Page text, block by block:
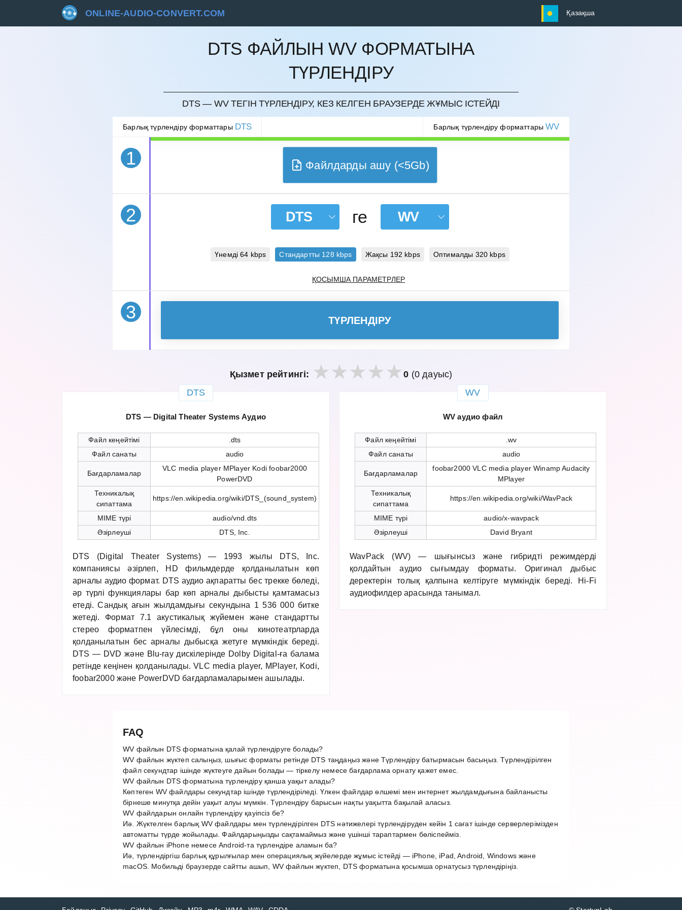
ONLINE-AUDIO-CONVERT.COM Қазақша
DTS ФАЙЛЫН WV ФОРМАТЫНА
ТҮРЛЕНДІРУ
DTS — WV ТЕГІН ТҮРЛЕНДІРУ, КЕЗ КЕЛГЕН БРАУЗЕРДЕ ЖҰМЫС ІСТЕЙДІ
Барлық түрлендіру форматтары DTS Барлық түрлендіру форматтарыWV
1
БОЛДЫРМАУ
Файлдарды ашу (<5Gb)
2 DTS ге WV
Үнемді 64 kbps Стандартты 128 kbps Жақсы 192 kbps Оптималды 320 kbps
ҚОСЫМША ПАРАМЕТРЛЕР
3 ТҮРЛЕНДІРУ
Қызмет рейтингі: 0 (0 дауыс)
DTS
DTS — Digital Theater Systems Аудио
Файл кеңейтімі
.dts
Файл санаты
audio
Бағдарламалар
VLC media player MPlayer Kodi foobar2000
PowerDVD
Техникалық
сипаттама
https://en.wikipedia.org/wiki/DTS_(sound_system)
MIME түрі
audio/vnd.dts
Әзірлеуші
DTS, Inc.
DTS (Digital Theater Systems) — 1993 жылы DTS, Inc.
компаниясы әзірлеп, HD фильмдерде қолданылатын көп
арналы аудио формат. DTS аудио ақпаратты бес трекке бөледі,
әр түрлі функциялары бар көп арналы дыбысты қамтамасыз
етеді. Сандық ағын жылдамдығы секундына 1 536 000 битке
жетеді. Формат 7.1 акустикалық жүйемен және стандартты
стерео форматпен үйлесімді, бұл оны кинотеатрларда
қолданылатын бес арналы дыбысқа жетуге мүмкіндік береді.
DTS — DVD және Blu-ray дискілерінде Dolby Digital-ға балама
ретінде кеңінен қолданылады. VLC media player, MPlayer, Kodi,
foobar2000 және PowerDVD бағдарламаларымен ашылады.
WV
WV аудио файл
Файл кеңейтімі
.wv
Файл санаты
audio
Бағдарламалар
foobar2000 VLC media player Winamp Audacity
MPlayer
Техникалық
сипаттама
https://en.wikipedia.org/wiki/WavPack
MIME түрі
audio/x-wavpack
Әзірлеуші
David Bryant
WavPack (WV) — шығынсыз және гибридті режимдерді
қолдайтын аудио сығымдау форматы. Оригинал дыбыс
деректерін толық қалпына келтіруге мүмкіндік береді. Hi-Fi
аудиофилдер арасында танымал.
FAQ
WV файлын DTS форматына қалай түрлендіруге болады?
WV файлын жүктеп салыңыз, шығыс форматы ретінде DTS таңдаңыз және Түрлендіру батырмасын басыңыз. Түрлендірілген
файл секундтар ішінде жүктеуге дайын болады — тіркелу немесе бағдарлама орнату қажет емес.
WV файлын DTS форматына түрлендіру қанша уақыт алады?
Көптеген WV файлдары секундтар ішінде түрлендіріледі. Үлкен файлдар өлшемі мен интернет жылдамдығына байланысты
бірнеше минутқа дейін уақыт алуы мүмкін. Түрлендіру барысын нақты уақытта бақылай аласыз.
WV файлдарын онлайн түрлендіру қауіпсіз бе?
Иә. Жүктелген барлық WV файлдары мен түрлендірілген DTS нәтижелері түрлендіруден кейін 1 сағат ішінде серверлерімізден
автоматты түрде жойылады. Файлдарыңызды сақтамаймыз және үшінші тараптармен бөліспейміз.
WV файлын iPhone немесе Android-та түрлендіре аламын ба?
Иә, түрлендіргіш барлық құрылғылар мен операциялық жүйелерде жұмыс істейді — iPhone, iPad, Android, Windows және
macOS. Мобильді браузерде сайтты ашып, WV файлын жүктеп, DTS форматына қосымша орнатусыз түрлендіріңіз.